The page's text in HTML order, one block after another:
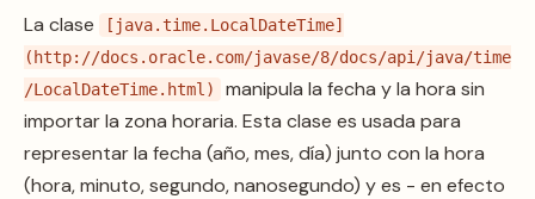
La clase
[java.time.LocalDateTime]
(http://docs.oracle.com/javase/8/docs/api/java/time
/LocalDateTime.html)
manipula la fecha y la hora sin
importar la zona horaria. Esta clase es usada para
representar la fecha (año, mes, día) junto con la hora
(hora, minuto, segundo, nanosegundo) y es - en efecto